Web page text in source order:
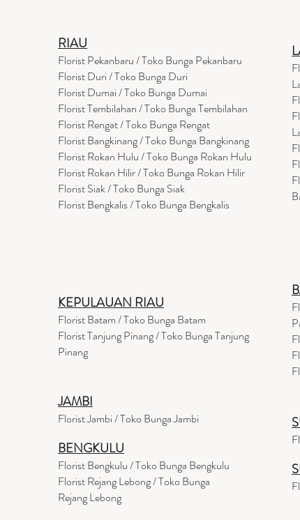
RIAU
Florist Pekanbaru / Toko Bunga Pekanbaru
Florist Duri / Toko Bunga Duri
Florist Dumai / Toko Bunga Dumai
Florist Tembilahan / Toko Bunga Tembilahan
Florist Rengat / Toko Bunga Rengat
Florist Bangkinang / Toko Bunga Bangkinang
Florist Rokan Hulu / Toko Bunga Rokan Hulu
Florist Rokan Hilir / Toko Bunga Rokan Hilir
Florist Siak / Toko Bunga Siak
Florist Bengkalis / Toko Bunga Bengkalis
KEPULAUAN RIAU
Florist Batam / Toko Bunga Batam
Florist Tanjung Pinang / Toko Bunga Tanjung
Pinang
JAMBI
Florist Jambi / Toko Bunga Jambi
BENGKULU
Florist Bengkulu / Toko Bunga Bengkulu
Florist Rejang Lebong / Toko Bunga
Rejang Lebong